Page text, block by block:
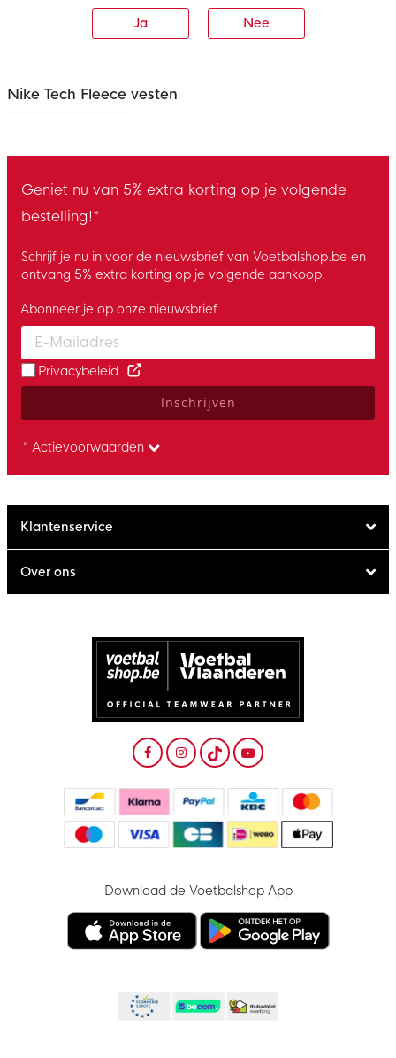
Ja Nee
Nike Tech Fleece vesten
Geniet nu van 5% extra korting op je volgende
bestelling!*
Schrijf je nu in voor de nieuwsbrief van Voetbalshop.be en
ontvang 5% extra korting op je volgende aankoop.
Enter your email and accept the privacy policy to subscribe to
Abonneer je op onze nieuwsbrief
Privacybeleid
Inschrijven
* Actievoorwaarden
Klantenservice
Over ons
Download de Voetbalshop App